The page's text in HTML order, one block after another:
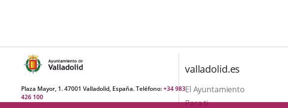
Plaza Mayor, 1. 47001 Valladolid, España. Teléfono:+34 983
426 100
valladolid.es
El Ayuntamiento
Para ti